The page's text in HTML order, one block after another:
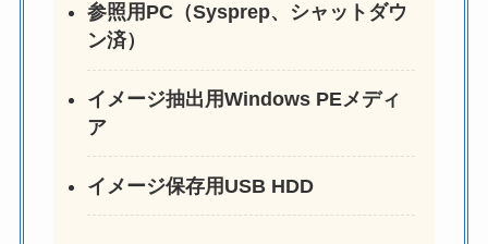
参照用PC（Sysprep、シャットダウ
ン済）
イメージ抽出用Windows PEメディ
ア
イメージ保存用USB HDD